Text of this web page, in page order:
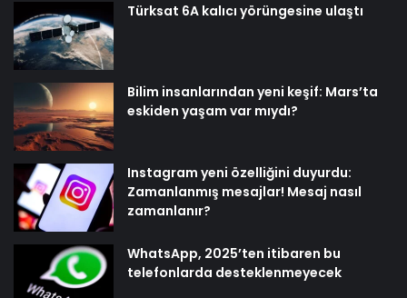
Türksat 6A kalıcı yörüngesine ulaştı
Bilim insanlarından yeni keşif: Mars’ta
eskiden yaşam var mıydı?
Instagram yeni özelliğini duyurdu:
Zamanlanmış mesajlar! Mesaj nasıl
zamanlanır?
WhatsApp, 2025’ten itibaren bu
telefonlarda desteklenmeyecek